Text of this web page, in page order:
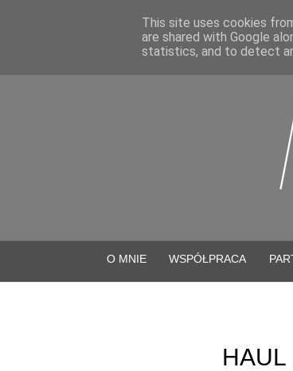
O MNIE WSPÓŁPRACA
HAUL
This site uses cookies
are shared with Google
statistics, and to detect